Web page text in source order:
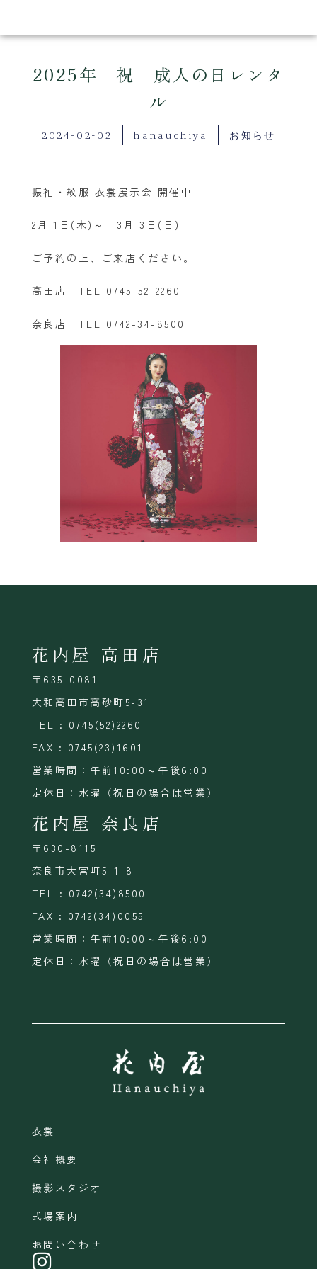
2025年 祝 成人の日レンタ
ル
2024-02-02 hanauchiya お知らせ
振袖・紋服 衣裳展示会 開催中
2月 1日(木)～ 3月 3日(日)
ご予約の上、ご来店ください。
高田店 TEL 0745-52-2260
奈良店 TEL 0742-34-8500
花内屋 高田店
〒635-0081
大和高田市高砂町5-31
TEL : 0745(52)2260
FAX : 0745(23)1601
営業時間：午前10:00～午後6:00
定休日：水曜（祝日の場合は営業）
花内屋 奈良店
〒630-8115
奈良市大宮町5-1-8
TEL : 0742(34)8500
FAX : 0742(34)0055
営業時間：午前10:00～午後6:00
定休日：水曜（祝日の場合は営業）
衣裳
会社概要
撮影スタジオ
式場案内
お問い合わせ